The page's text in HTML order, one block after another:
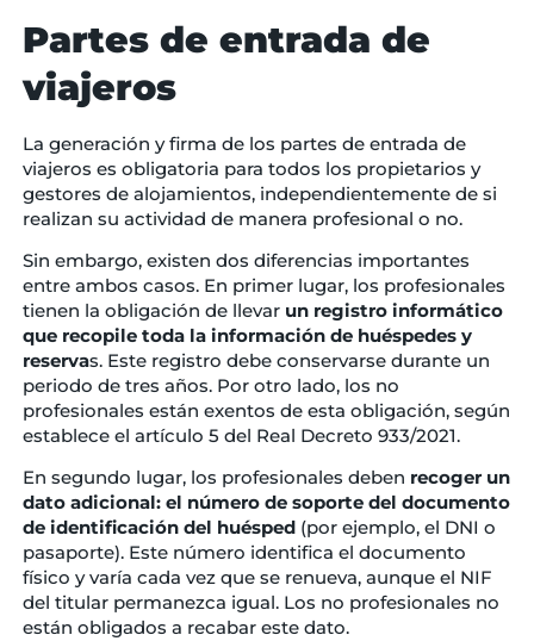
Partes de entrada de
viajeros
La generación y firma de los partes de entrada de
viajeros es obligatoria para todos los propietarios y
gestores de alojamientos, independientemente de si
realizan su actividad de manera profesional o no.
Sin embargo, existen dos diferencias importantes
entre ambos casos. En primer lugar, los profesionales
tienen la obligación de llevar un registro informático
que recopile toda la información de huéspedes y
reservas. Este registro debe conservarse durante un
periodo de tres años. Por otro lado, los no
profesionales están exentos de esta obligación, según
establece el artículo 5 del Real Decreto 933/2021.
En segundo lugar, los profesionales deben recoger un
dato adicional: el número de soporte del documento
de identificación del huésped(por ejemplo, el DNI o
pasaporte). Este número identifica el documento
físico y varía cada vez que se renueva, aunque el NIF
del titular permanezca igual. Los no profesionales no
están obligados a recabar este dato.